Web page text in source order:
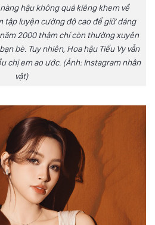
hậu không quá kiêng khem về
tập luyện cường độ cao để giữ dáng
2000 thậm chí còn thường xuyên
bè. Tuy nhiên, Hoa hậu Tiểu Vy vẫn
chị em ao ước. (Ảnh: Instagram nhân
vật)